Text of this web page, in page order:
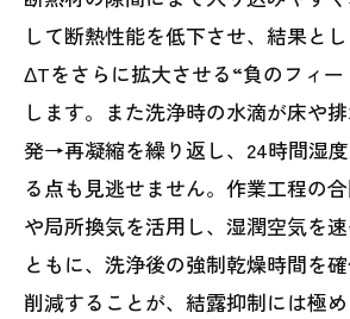
して断熱性能を低下させ、結果と
ΔTをさらに拡大させる“負のフィ
します。また洗浄時の水滴が床や
発→再凝縮を繰り返し、24時間湿
る点も見逃せません。作業工程の
や局所換気を活用し、湿潤空気を
ともに、洗浄後の強制乾燥時間を
削減することが、結露抑制には極め